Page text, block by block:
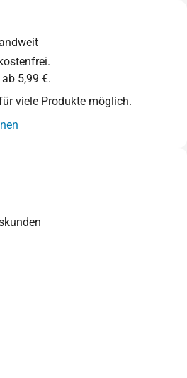
5,99 €.
viele Produkte möglich.